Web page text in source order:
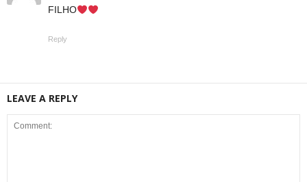
FILHO
Reply
LEAVE A REPLY